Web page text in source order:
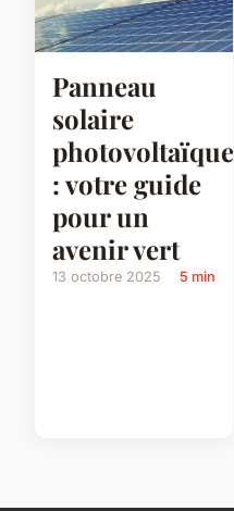
Panneau
solaire
photovoltaïque
: votre guide
pour un
avenir vert
13 octobre 2025 5 min